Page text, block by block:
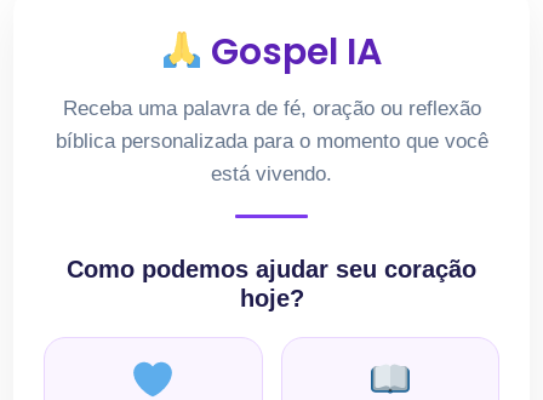
Gospel IA
Receba uma palavra de fé, oração ou reflexão
bíblica personalizada para o momento que você
está vivendo.
Como podemos ajudar seu coração
hoje?